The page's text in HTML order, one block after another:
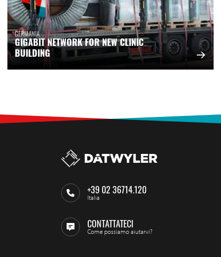
GERMANIA
GIGABIT NETWORK FOR NEW CLINIC
BUILDING
+39 02 36714.120
Italia
CONTATTATECI
Come possiamo aiutarvi?